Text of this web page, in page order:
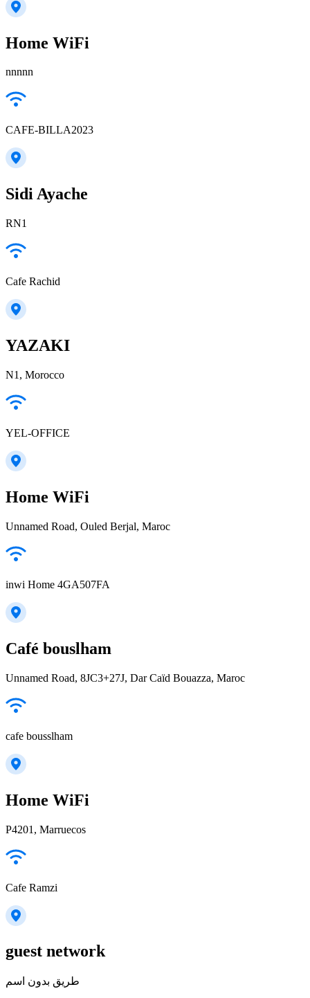
Home WiFi
nnnnn
CAFE-BILLA2023
Sidi Ayache
RN1
Cafe Rachid
YAZAKI
N1, Morocco
YEL-OFFICE
Home WiFi
Unnamed Road, Ouled Berjal, Maroc
inwi Home 4GA507FA
Café bouslham
Unnamed Road, 8JC3+27J, Dar Caïd Bouazza, Maroc
cafe bousslham
Home WiFi
P4201, Marruecos
Cafe Ramzi
guest network
طريق بدون اسم